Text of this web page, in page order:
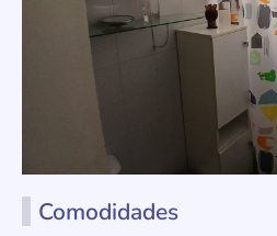
Comodidades